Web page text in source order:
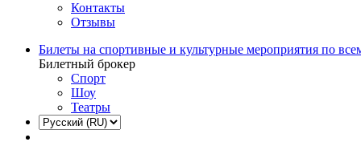
Контакты
Отзывы
Билеты на спортивные и культурные мероприятия по
Билетный брокер
Спорт
Шоу
Театры